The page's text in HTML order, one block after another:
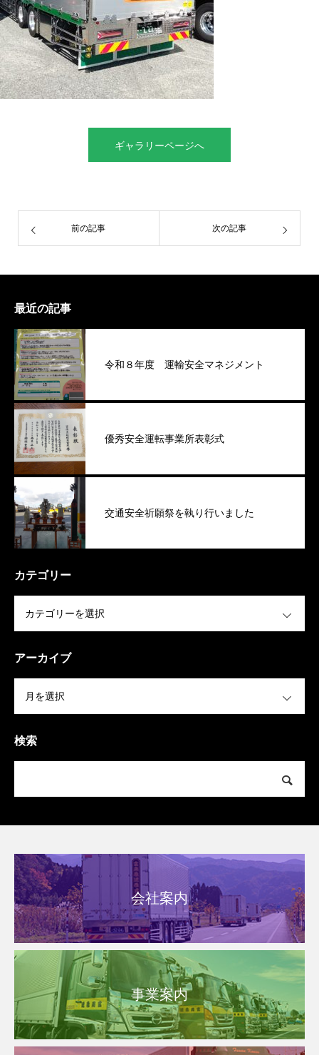
ギャラリーページへ
前の記事 次の記事
最近の記事
令和８年度 運輸安全マネジメント
優秀安全運転事業所表彰式
交通安全祈願祭を執り行いました
カテゴリー
アーカイブ
検索
会社案内
事業案内